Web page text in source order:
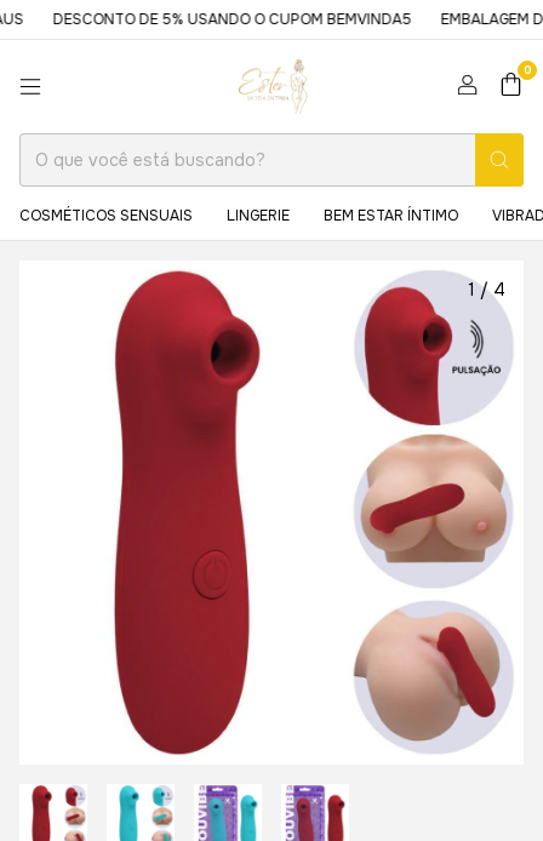
DESCONTO DE 5% USANDO O CUPOM BEMVINDA5 EMBALAGEM
0
COSMÉTICOS SENSUAIS LINGERIE BEM ESTAR ÍNTIMO
1 /4